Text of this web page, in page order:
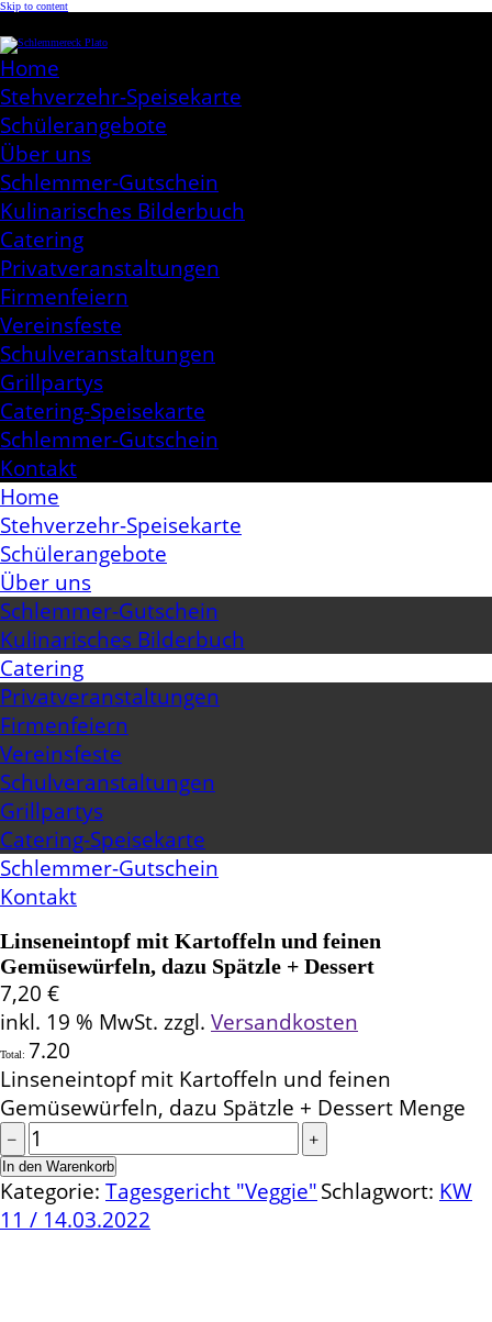
Skip to content
Home
Stehverzehr-Speisekarte
Schülerangebote
Über uns
Schlemmer-Gutschein
Kulinarisches Bilderbuch
Catering
Privatveranstaltungen
Firmenfeiern
Vereinsfeste
Schulveranstaltungen
Grillpartys
Catering-Speisekarte
Schlemmer-Gutschein
Kontakt
Home
Stehverzehr-Speisekarte
Schülerangebote
Über uns
Schlemmer-Gutschein
Kulinarisches Bilderbuch
Catering
Privatveranstaltungen
Firmenfeiern
Vereinsfeste
Schulveranstaltungen
Grillpartys
Catering-Speisekarte
Schlemmer-Gutschein
Kontakt
Linseneintopf mit Kartoffeln und feinen
Gemüsewürfeln, dazu Spätzle + Dessert
7,20 €
inkl. 19 % MwSt. zzgl. Versandkosten
Total: 7.20
Linseneintopf mit Kartoffeln und feinen
Gemüsewürfeln, dazu Spätzle + Dessert Menge
In den Warenkorb
Kategorie: Tagesgericht "Veggie"Schlagwort: KW
11 / 14.03.2022